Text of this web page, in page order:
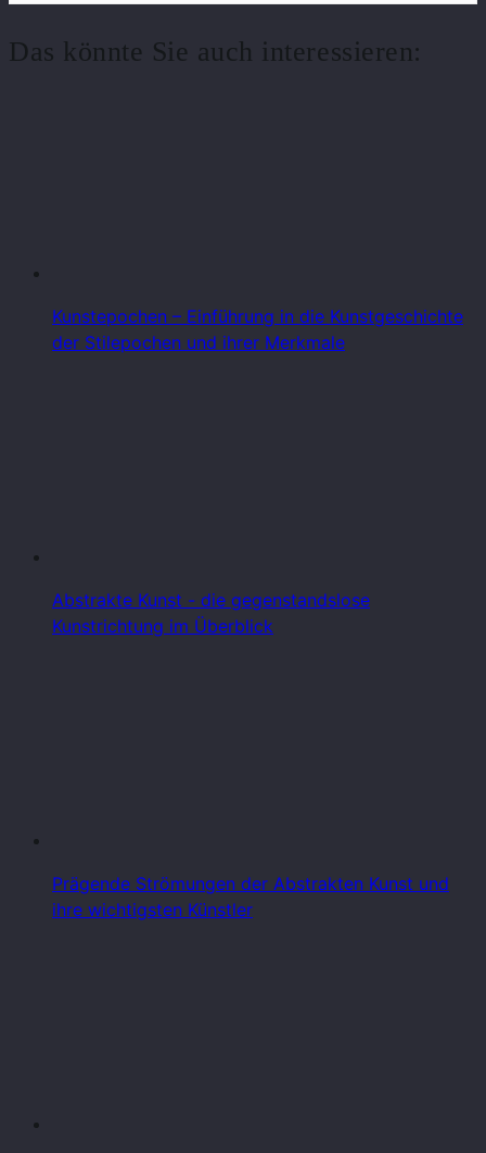
Das könnte Sie auch interessieren:
Kunstepochen – Einführung in die Kunstgeschichte
der Stilepochen und ihrer Merkmale
Abstrakte Kunst - die gegenstandslose
Kunstrichtung im Überblick
Prägende Strömungen der Abstrakten Kunst und
ihre wichtigsten Künstler